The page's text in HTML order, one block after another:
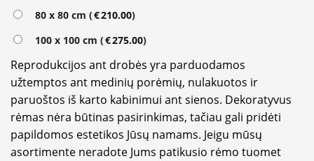
80 x 80 cm (€210.00)
100 x 100 cm (€275.00)
Reprodukcijos ant drobės yra parduodamos
užtemptos ant medinių porėmių, nulakuotos ir
paruoštos iš karto kabinimui ant sienos. Dekoratyvus
rėmas nėra būtinas pasirinkimas, tačiau gali pridėti
papildomos estetikos Jūsų namams. Jeigu mūsų
asortimente neradote Jums patikusio rėmo tuomet